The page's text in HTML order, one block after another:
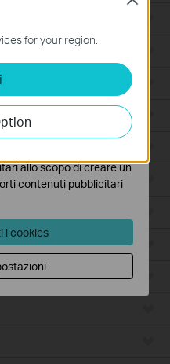
for your region.
per il corretto
essere disattivati
di analizzare le tue
di migliorarne le
allo scopo di creare un
contenuti pubblicitari
i cookies